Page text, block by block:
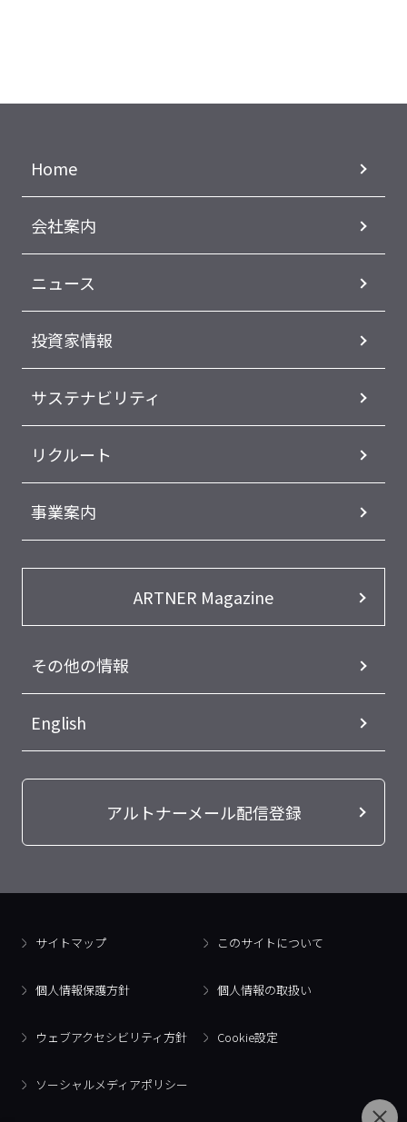
Home
会社案内
ニュース
投資家情報
サステナビリティ
リクルート
事業案内
ARTNER Magazine
その他の情報
English
アルトナーメール配信登録
サイトマップ このサイトについて
個人情報保護方針 個人情報の取扱い
ウェブアクセシビリティ方針 Cookie設定
ソーシャルメディアポリシー